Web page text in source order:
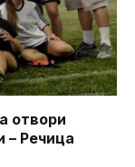
отвори
– Речица